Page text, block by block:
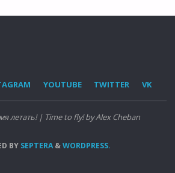
YOUTUBE TWITTER VK
летать! | Time to fly! by Alex Cheban
BYSEPTERA&WORDPRESS.